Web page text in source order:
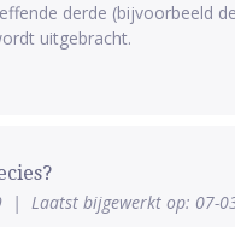
derde (bijvoorbeeld
uitgebracht.
| Laatst bijgewerkt op: 07-